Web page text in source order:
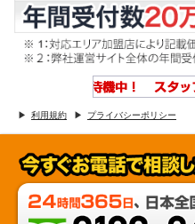
利用規約 プライバシーポリシー